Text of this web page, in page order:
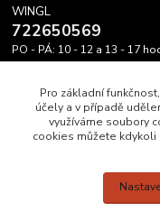
WINGL
722650569
PO - PÁ: 10 - 12 a 13 - 17
Pro základní
účely a v případě
využíváme soubory
cookies můžete kdykoli